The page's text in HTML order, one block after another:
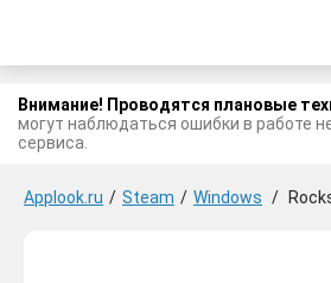
Внимание! Проводятся плановые
могут наблюдаться ошибки в работе
сервиса.
Applook.ru / Steam / Windows /